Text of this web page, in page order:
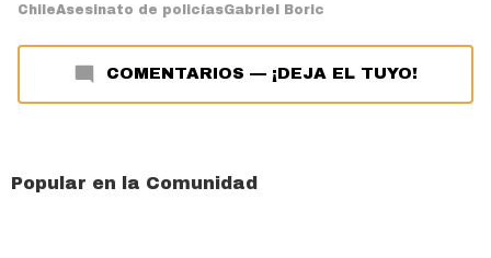
ChileAsesinato de policíasGabriel Boric
COMENTARIOS — ¡DEJA EL TUYO!
Popular en la Comunidad